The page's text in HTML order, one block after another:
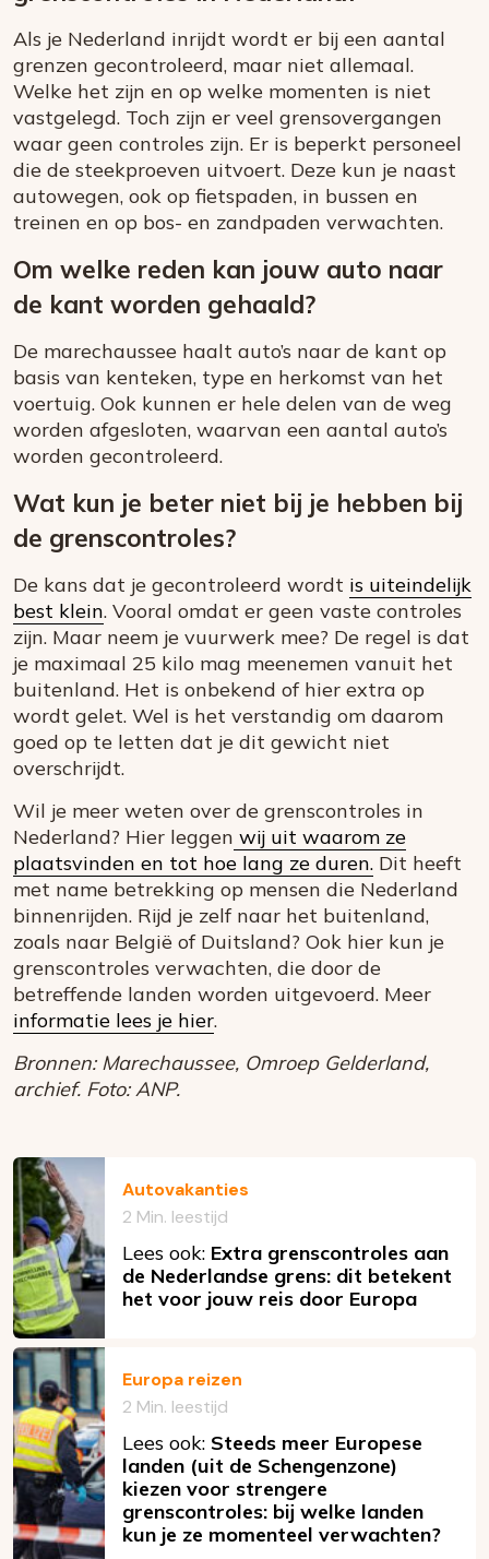
Als je Nederland inrijdt wordt er bij een aantal
grenzen gecontroleerd, maar niet allemaal.
Welke het zijn en op welke momenten is niet
vastgelegd. Toch zijn er veel grensovergangen
waar geen controles zijn. Er is beperkt personeel
die de steekproeven uitvoert. Deze kun je naast
autowegen, ook op fietspaden, in bussen en
treinen en op bos- en zandpaden verwachten.
Om welke reden kan jouw auto naar
de kant worden gehaald?
De marechaussee haalt auto’s naar de kant op
basis van kenteken, type en herkomst van het
voertuig. Ook kunnen er hele delen van de weg
worden afgesloten, waarvan een aantal auto’s
worden gecontroleerd.
Wat kun je beter niet bij je hebben bij
de grenscontroles?
De kans dat je gecontroleerd wordt is uiteindelijk
best klein. Vooral omdat er geen vaste controles
zijn. Maar neem je vuurwerk mee? De regel is dat
je maximaal 25 kilo mag meenemen vanuit het
buitenland. Het is onbekend of hier extra op
wordt gelet. Wel is het verstandig om daarom
goed op te letten dat je dit gewicht niet
overschrijdt.
Wil je meer weten over de grenscontroles in
Nederland? Hier leggen wij uit waarom ze
plaatsvinden en tot hoe lang ze duren. Dit heeft
met name betrekking op mensen die Nederland
binnenrijden. Rijd je zelf naar het buitenland,
zoals naar België of Duitsland? Ook hier kun je
grenscontroles verwachten, die door de
betreffende landen worden uitgevoerd. Meer
informatie lees je hier.
Bronnen: Marechaussee, Omroep Gelderland,
archief. Foto: ANP.
Autovakanties
2 Min. leestijd
Lees ook: Extra grenscontroles aan
de Nederlandse grens: dit betekent
het voor jouw reis door Europa
Europa reizen
2 Min. leestijd
Lees ook: Steeds meer Europese
landen (uit de Schengenzone)
kiezen voor strengere
grenscontroles: bij welke landen
kun je ze momenteel verwachten?